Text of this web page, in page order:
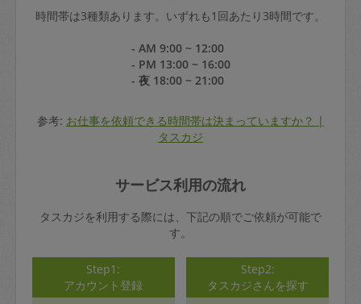
時間帯は3種類あります。いずれも1回あたり3時間です。
- AM 9:00 ~ 12:00
- PM 13:00 ~ 16:00
- 夜 18:00 ~ 21:00
参考: お仕事を依頼できる時間帯は決まっていますか？ |
タスカジ
サービス利用の流れ
タスカジを利用する際には、下記の順でご依頼が可能で
す。
Step1:
アカウント登録
Step2:
タスカジさんを探す